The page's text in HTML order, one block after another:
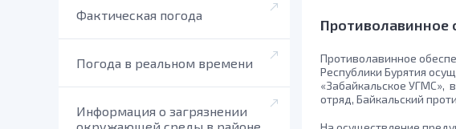
Фактическая погода
Погода в реальном времени
Информация о загрязнении
Противолавинное
Противолавинное
Республики Бурятия
«Забайкальское УГМС»,
отряд, Байкальский